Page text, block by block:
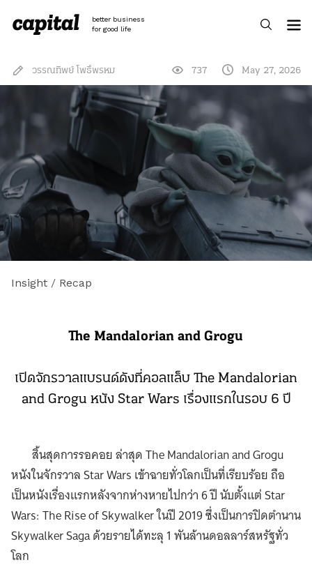
content
better business
for good life
วรรณทิพย์ โพธิ์พรหม 737 May 27, 2026
Insight / Recap
The Mandalorian and Grogu
เปิดจักรวาลแบรนด์ดังที่คอลแล็บ The Mandalorian
and Grogu หนัง Star Wars เรื่องแรกในรอบ 6 ปี
สิ้นสุดการรอคอย ล่าสุด The Mandalorian and Grogu
หนังในจักรวาล Star Wars เข้าฉายทั่วโลกเป็นที่เรียบร้อย ถือ
เป็นหนังเรื่องแรกหลังจากห่างหายไปกว่า 6 ปี นับตั้งแต่ Star
Wars: The Rise of Skywalker ในปี 2019 ซึ่งเป็นการปิดตำนาน
Skywalker Saga ด้วยรายได้ทะลุ 1 พันล้านดอลลาร์สหรัฐทั่ว
โลก